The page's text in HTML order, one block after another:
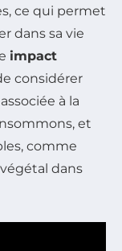
ce qui permet
dans sa vie
impact
considérer
à la
et
comme
dans